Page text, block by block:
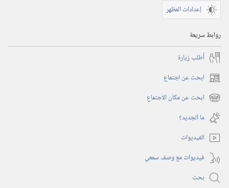
‎٢٠٠٠
إعدادات المظهر
روابط سريعة
أُطلب زيارة
ابحث عن اجتماع (يفتح
نافذة ابحث عن مكان الاجتماع (يفتح
نافذة
جديدة)
ما الجديد؟‏
الفيديوات
فيديوات مع وصف سمعي
بحث